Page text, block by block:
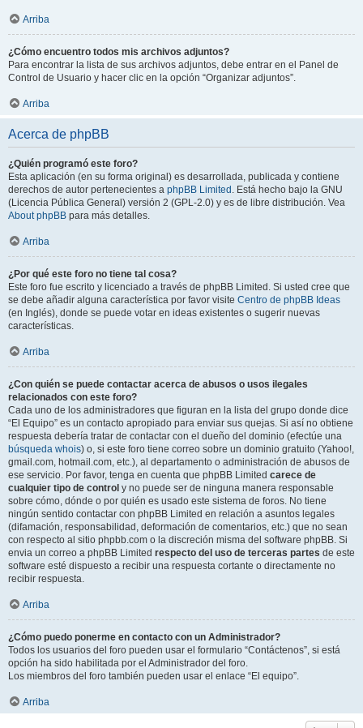
Arriba
¿Cómo encuentro todos mis archivos adjuntos?
Para encontrar la lista de sus archivos adjuntos, debe entrar en el Panel de
Control de Usuario y hacer clic en la opción “Organizar adjuntos”.
Arriba
Acerca de phpBB
¿Quién programó este foro?
Esta aplicación (en su forma original) es desarrollada, publicada y contiene
derechos de autor pertenecientes a phpBB Limited . Está hecho bajo la GNU
(Licencia Pública General) versión 2 (GPL-2.0) y es de libre distribución. Vea
About phpBB para más detalles.
Arriba
¿Por qué este foro no tiene tal cosa?
Este foro fue escrito y licenciado a través de phpBB Limited. Si usted cree que
se debe añadir alguna característica por favor visite Centro de phpBB Ideas
(en Inglés), donde se puede votar en ideas existentes o sugerir nuevas
características.
Arriba
¿Con quién se puede contactar acerca de abusos o usos ilegales
relacionados con este foro?
Cada uno de los administradores que figuran en la lista del grupo donde dice
“El Equipo” es un contacto apropiado para enviar sus quejas. Si así no obtiene
respuesta debería tratar de contactar con el dueño del dominio (efectúe una
búsqueda whois) o, si este foro tiene correo sobre un dominio gratuito (Yahoo!,
gmail.com, hotmail.com, etc.), al departamento o administración de abusos de
ese servicio. Por favor, tenga en cuenta que phpBB Limited carece de
cualquier tipo de control y no puede ser de ninguna manera responsable
sobre cómo, dónde o por quién es usado este sistema de foros. No tiene
ningún sentido contactar con phpBB Limited en relación a asuntos legales
(difamación, responsabilidad, deformación de comentarios, etc.) que no sean
con respecto al sitio phpbb.com o la discreción misma del software phpBB. Si
envia un correo a phpBB Limited respecto del uso de terceras partes de este
software esté dispuesto a recibir una respuesta cortante o directamente no
recibir respuesta.
Arriba
¿Cómo puedo ponerme en contacto con un Administrador?
Todos los usuarios del foro pueden usar el formulario “Contáctenos”, si está
opción ha sido habilitada por el Administrador del foro.
Los miembros del foro también pueden usar el enlace “El equipo”.
Arriba